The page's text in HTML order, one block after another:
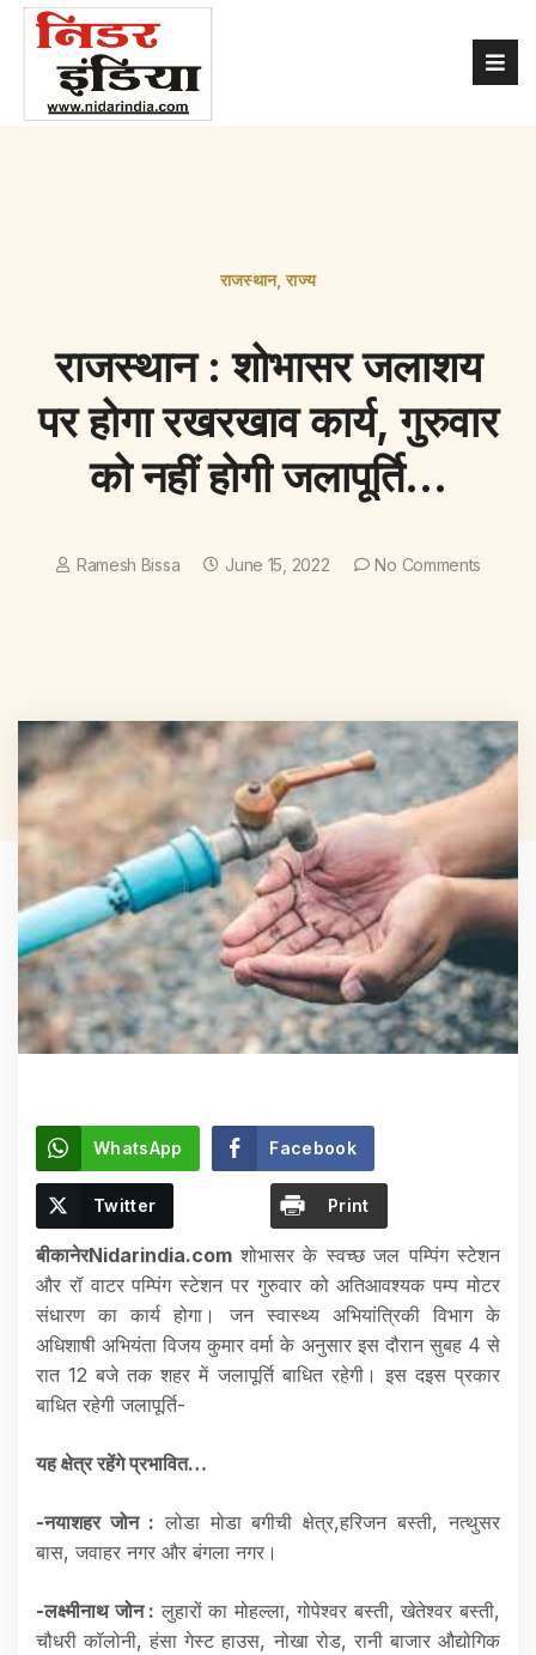
राजस्थान,राज्य
राजस्थान : शोभासर जलाशय
पर होगा रखरखाव कार्य, गुरुवार
को नहीं होगी जलापूर्ति…
Ramesh Bissa June 15, 2022 No Comments
WhatsApp Facebook
Twitter Print
बीकानेरNidarindia.com शोभासर के स्वच्छ जल पम्पिंग स्टेशन
और रॉ वाटर पम्पिंग स्टेशन पर गुरुवार को अतिआवश्यक पम्प मोटर
संधारण का कार्य होगा। जन स्वास्थ्य अभियांत्रिकी विभाग के
अधिशाषी अभियंता विजय कुमार वर्मा के अनुसार इस दौरान सुबह 4 से
रात 12 बजे तक शहर में जलापूर्ति बाधित रहेगी। इस दइस प्रकार
बाधित रहेगी जलापूर्ति-
यह क्षेत्र रहेंगे प्रभावित…
-नयाशहर जोन : लोडा मोडा बगीची क्षेत्र,हरिजन बस्ती, नत्थुसर
बास, जवाहर नगर और बंगला नगर।
-लक्ष्मीनाथ जोन : लुहारों का मोहल्ला, गोपेश्वर बस्ती, खेतेश्वर बस्ती,
चौधरी कॉलोनी, हंसा गेस्ट हाउस, नोखा रोड, रानी बाजार औद्योगिक